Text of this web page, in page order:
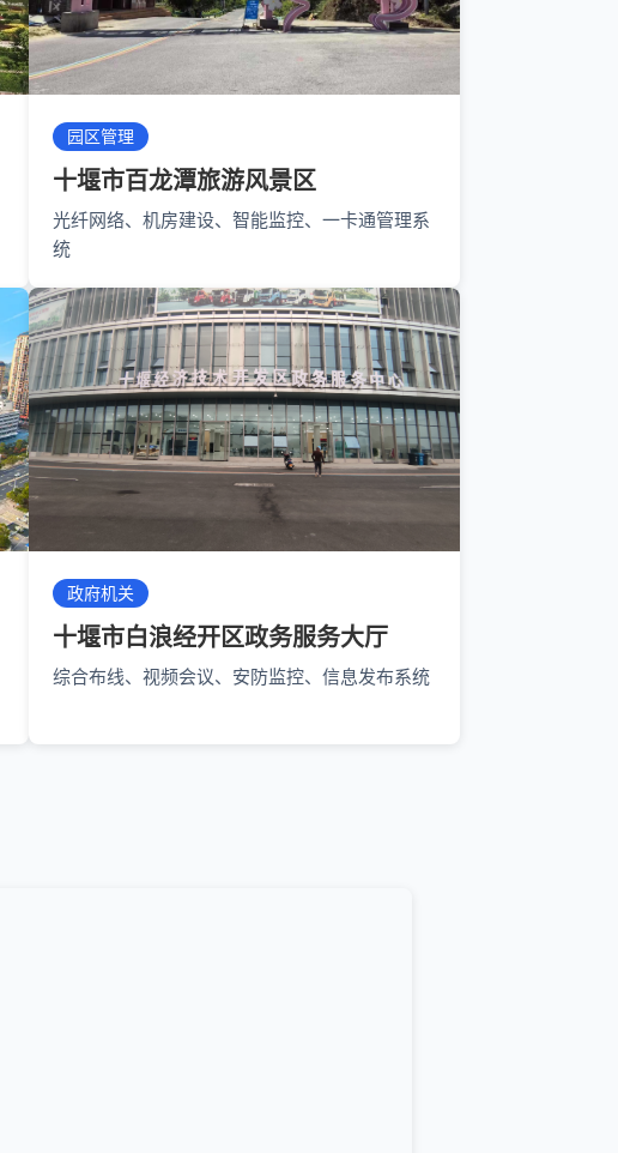
园区管理
十堰市百龙潭旅游风景区
光纤网络、机房建设、智能监控、一卡通管理系
统
政府机关
十堰市白浪经开区政务服务大厅
综合布线、视频会议、安防监控、信息发布系统